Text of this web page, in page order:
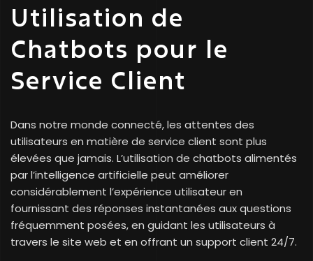
Utilisation de
Chatbots pour le
Service Client
Dans notre monde connecté, les attentes des
utilisateurs en matière de service client sont plus
élevées que jamais. L’utilisation de chatbots alimentés
par l’intelligence artificielle peut améliorer
considérablement l’expérience utilisateur en
fournissant des réponses instantanées aux questions
fréquemment posées, en guidant les utilisateurs à
travers le site web et en offrant un support client 24/7.